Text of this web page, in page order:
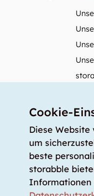
Mehr über
Medienbeiträge
Wie gross muss ein
Was kostet ein
Für Lageranbieter
Cookie-
Diese Website
um
beste
storabble
Informationen